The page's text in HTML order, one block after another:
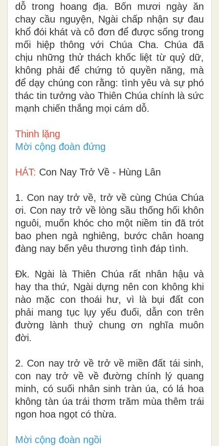
dỗ trong hoang địa. Bốn mươi ngày ăn
chay cầu nguyện, Ngài chấp nhận sự đau
khổ đói khát và cô đơn để được sống trong
mối hiệp thông với Chúa Cha. Chúa đã
chịu những thử thách khốc liệt từ quỷ dữ,
không phải để chứng tỏ quyền năng, mà
để dạy chúng con rằng: tình yêu và sự phó
thác tin tưởng vào Thiên Chúa chính là sức
mạnh chiến thắng mọi cám dỗ.
Thinh lặng
Mời cộng đoàn đứng
HÁT: Con Nay Trở Về - Hùng Lân
1. Con nay trở về, trở về cùng Chúa Chúa
ơi. Con nay trở về lòng sầu thống hối khôn
nguôi, muốn khóc cho một niềm tin đã trót
bao phen ngả nghiêng, bước chân hoang
đàng nay bến yêu thương tình đáp tình.
Đk. Ngài là Thiên Chúa rất nhân hậu và
hay tha thứ, Ngài dựng nên con không khi
nào mặc con thoái hư, vì là bụi đất con
phải mang tục lụy yếu đuối, dẫn con trên
đường lành thuỷ chung ơn nghĩa muôn
đời.
2. Con nay trở về trở về miền đất tái sinh,
con nay trở về về đường chính lý quang
minh, có suối nhân sinh tràn úa, có lá hoa
không tàn úa trái thơm trăm mùa thêm trái
ngon hoa ngọt có thừa.
Mời cộng đoàn ngồi